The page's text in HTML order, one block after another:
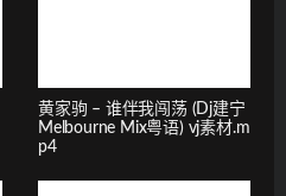
黄家驹 – 谁伴我闯荡 (Dj建宁
Melbourne Mix粤语) vj素材.m
p4